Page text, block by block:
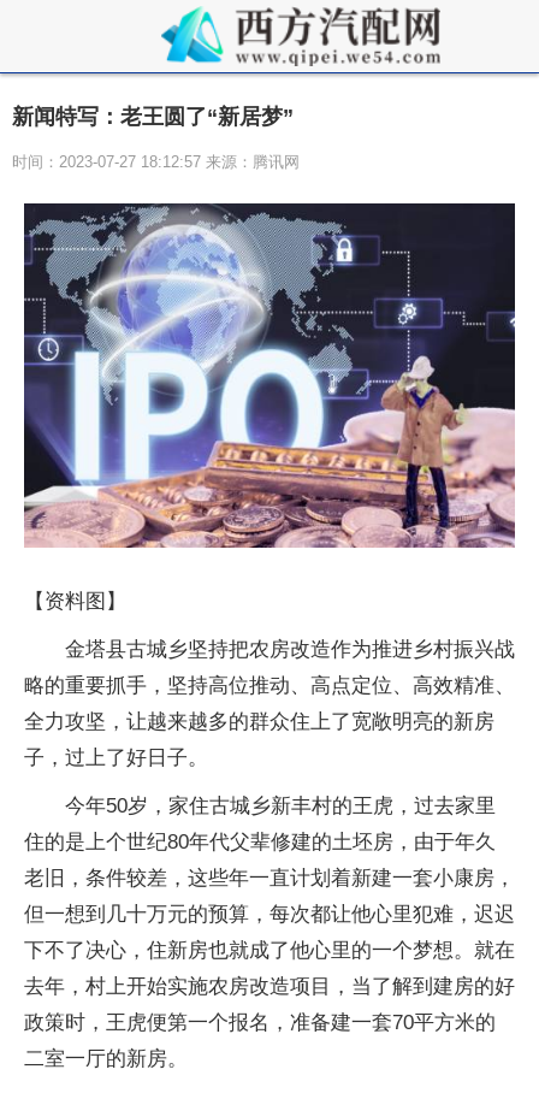
新闻特写：老王圆了“新居梦”
时间：2023-07-27 18:12:57 来源：腾讯网
【资料图】
金塔县古城乡坚持把农房改造作为推进乡村振兴战
略的重要抓手，坚持高位推动、高点定位、高效精准、
全力攻坚，让越来越多的群众住上了宽敞明亮的新房
子，过上了好日子。
今年50岁，家住古城乡新丰村的王虎，过去家里
住的是上个世纪80年代父辈修建的土坯房，由于年久
老旧，条件较差，这些年一直计划着新建一套小康房，
但一想到几十万元的预算，每次都让他心里犯难，迟迟
下不了决心，住新房也就成了他心里的一个梦想。就在
去年，村上开始实施农房改造项目，当了解到建房的好
政策时，王虎便第一个报名，准备建一套70平方米的
二室一厅的新房。